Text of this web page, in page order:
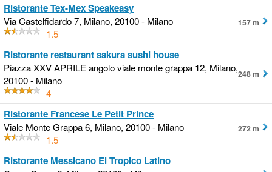
Ristorante Tex-Mex Speakeasy
Via Castelfidardo 7, Milano, 20100 - Milano
1.5
157 m
Ristorante restaurant sakura sushi house
Piazza XXV APRILE angolo viale monte grappa 12, Milano,
20100 - Milano
4
248 m
Ristorante Francese Le Petit Prince
Viale Monte Grappa 6, Milano, 20100 - Milano
1.5
272 m
Ristorante Messicano El Tropico Latino